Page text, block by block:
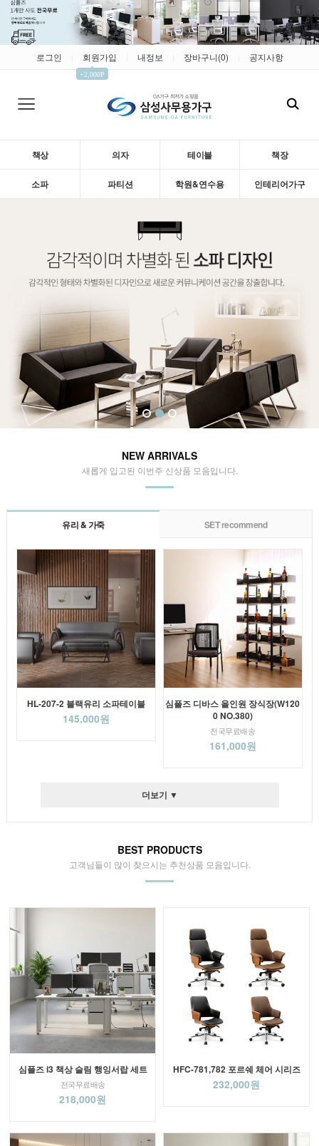
로그인 회원가입
▲
+2,000P
내정보 장바구니(0) 공지사항
책상 의자 테이블 책장
소파 파티션 학원&연수용 인테리어가구
NEW ARRIVALS
새롭게 입고된 이번주 신상품 모음입니다.
유리 & 가죽 SET recommend
HL-207-2 블랙유리 소파테이블
145,000원
심플즈 디바스 올인원 장식장(W120
0 NO.380)
전국무료배송
161,000원
더보기 ▼
BEST PRODUCTS
고객님들이 많이 찾으시는 추천상품 모음입니다.
심플즈 i3 책상 슬림 행잉서랍 세트
전국무료배송
218,000원
HFC-781,782 포르쉐 체어 시리즈
232,000원